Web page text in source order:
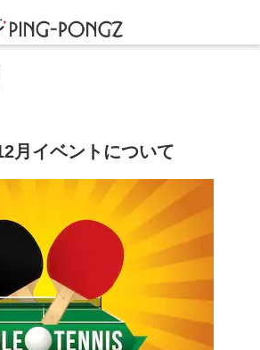
月イベントについて